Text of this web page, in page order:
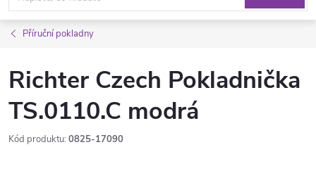
Příruční pokladny
Richter Czech Pokladnička
TS.0110.C modrá
Kód produktu: 0825-17090